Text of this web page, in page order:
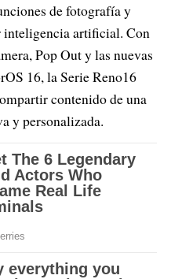
de fotografía y
inteligencia artificial. Con
Pop Out y las nuevas
16, la Serie Reno16
contenido de una
y personalizada.